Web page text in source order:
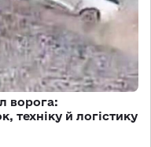
ворога:
техніку й логістику